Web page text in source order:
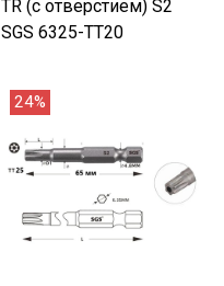
TR (с отверстием) S2
SGS 6325-TT20
24%